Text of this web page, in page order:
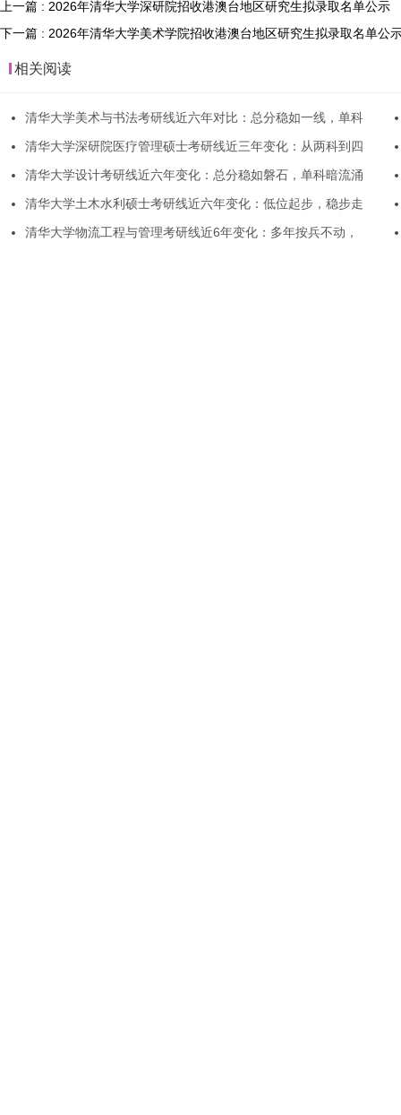
上一篇 : 2026年清华大学深研院招收港澳台地区研究生拟录取名单公示
下一篇 : 2026年清华大学美术学院招收港澳台地区研究生拟录取名单公
相关阅读
清华大学美术与书法考研线近六年对比：总分稳如一线，单科
清华大学深研院医疗管理硕士考研线近三年变化：从两科到四
清华大学设计考研线近六年变化：总分稳如磐石，单科暗流涌
清华大学土木水利硕士考研线近六年变化：低位起步，稳步走
清华大学物流工程与管理考研线近6年变化：多年按兵不动，